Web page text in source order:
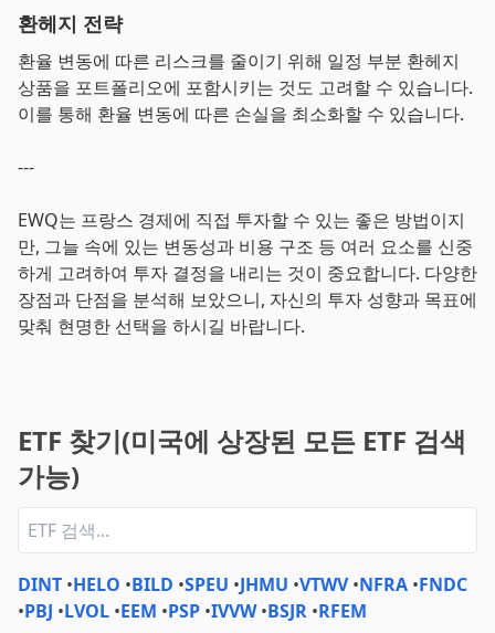
환헤지 전략
환율 변동에 따른 리스크를 줄이기 위해 일정 부분 환헤지
상품을 포트폴리오에 포함시키는 것도 고려할 수 있습니다.
이를 통해 환율 변동에 따른 손실을 최소화할 수 있습니다.
---
EWQ는 프랑스 경제에 직접 투자할 수 있는 좋은 방법이지
만, 그늘 속에 있는 변동성과 비용 구조 등 여러 요소를 신중
하게 고려하여 투자 결정을 내리는 것이 중요합니다. 다양한
장점과 단점을 분석해 보았으니, 자신의 투자 성향과 목표에
맞춰 현명한 선택을 하시길 바랍니다.
ETF 찾기(미국에 상장된 모든 ETF 검색
가능)
DINT •HELO •BILD •SPEU •JHMU •VTWV •NFRA •FNDC
•PBJ •LVOL •EEM •PSP •IVVW •BSJR •RFEM